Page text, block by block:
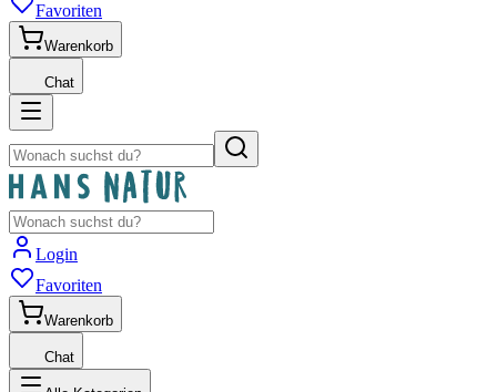
Favoriten
Warenkorb
Chat
Login
Favoriten
Warenkorb
Chat